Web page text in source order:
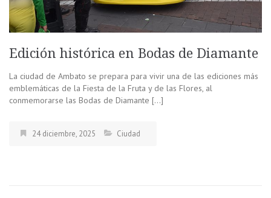
Edición histórica en Bodas de Diamante
La ciudad de Ambato se prepara para vivir una de las ediciones más
emblemáticas de la Fiesta de la Fruta y de las Flores, al
conmemorarse las Bodas de Diamante […]
24 diciembre, 2025 Ciudad